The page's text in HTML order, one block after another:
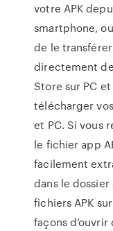
votre APK
smartphone,
de le
directement
Store sur PC
télécharger
et PC. Si vous
le fichier app
facilement
dans le
fichiers APK
façons d’ouvrir